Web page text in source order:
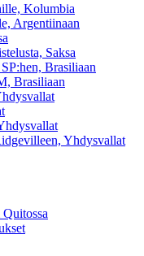
Kolumbia
Argentiinaan
Saksa
Brasiliaan
Brasiliaan
Yhdysvallat